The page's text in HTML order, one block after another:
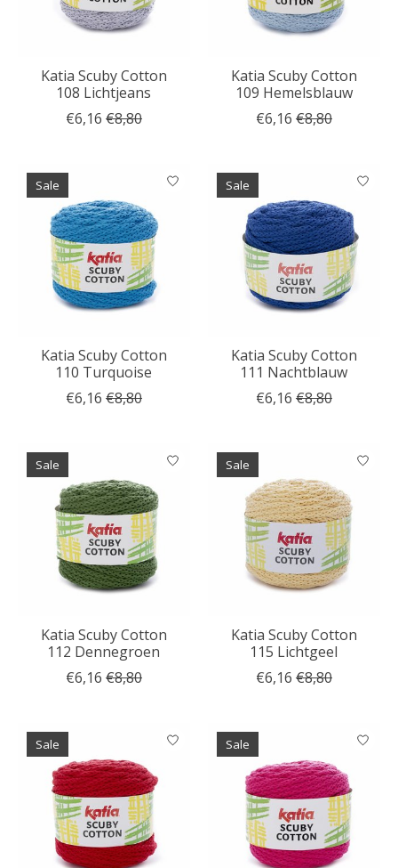
Katia Scuby Cotton
108 Lichtjeans
€6,16 €8,80
Katia Scuby Cotton
109 Hemelsblauw
€6,16 €8,80
Sale
Katia Scuby Cotton
110 Turquoise
€6,16 €8,80
Sale
Katia Scuby Cotton
111 Nachtblauw
€6,16 €8,80
Sale
Katia Scuby Cotton
112 Dennegroen
€6,16 €8,80
Sale
Katia Scuby Cotton
115 Lichtgeel
€6,16 €8,80
Sale Sale